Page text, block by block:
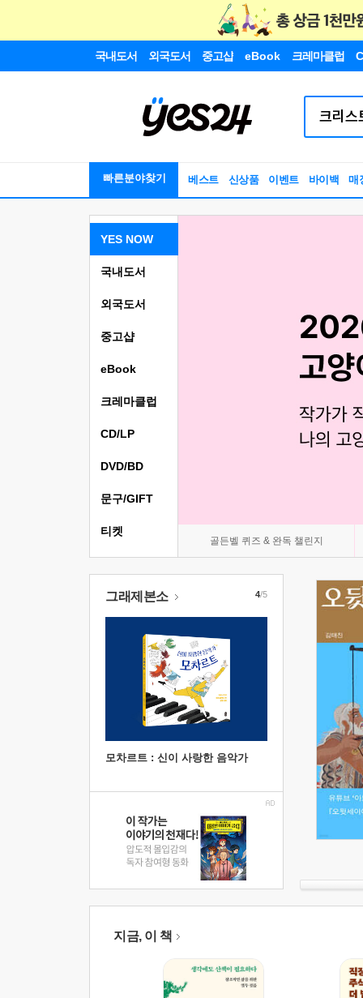
국내도서 외국도서 중고샵 eBook 크레마클럽
빠른분야찾기 베스트 신상품 이벤트 바이백 매
YES NOW
골든벨 퀴즈 & 완독 챌린지
국내도서
외국도서
중고샵
eBook
크레마클럽
CD/LP
DVD/BD
문구/GIFT
티켓
그래제본소
모차르트 : 신이 사랑한 음악가
4/5
지금, 이 책